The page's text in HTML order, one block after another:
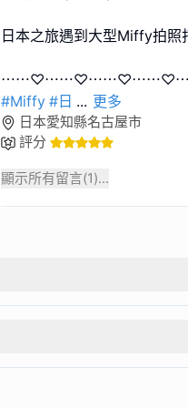
日本之旅遇到大型Miffy拍照
#Miffy #日 ... 更多
日本愛知縣名古屋市
評分
顯示所有留言(1)...